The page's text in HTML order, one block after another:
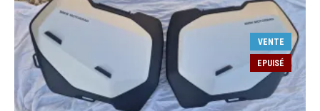
VENTE
EPUISÉ